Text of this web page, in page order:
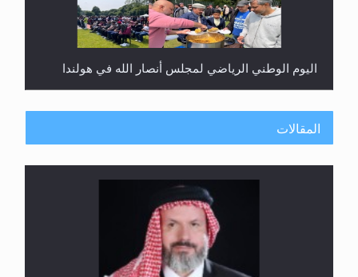
إتمام حفظ القرآن الكريم لثلاثة طلاب من مدرسة الحفظ
المقالات